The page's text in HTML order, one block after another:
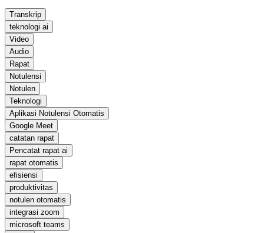
Transkrip
teknologi ai
Video
Audio
Rapat
Notulensi
Notulen
Teknologi
Aplikasi Notulensi Otomatis
Google Meet
catatan rapat
Pencatat rapat ai
rapat otomatis
efisiensi
produktivitas
notulen otomatis
integrasi zoom
microsoft teams